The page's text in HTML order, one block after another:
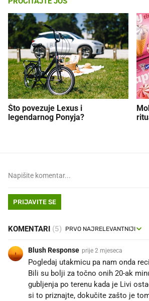
Što povezuje Lexus i
legendarnog Ponyja?
PRIJAVITE SE
KOMENTARI (5)
Blush Response prije 2 mjeseca
Pogledaj utakmicu pa nam onda
Bili su bolji za točno onih 20-ak
gubljenja po terenu kada je Livi
si to priznajte, dokučite zašto je